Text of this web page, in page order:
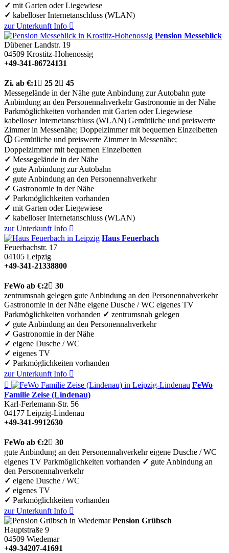
✓ mit Garten oder Liegewiese
✓ kabelloser Internetanschluss (WLAN)
zur Unterkunft Info 
Pension Messeblick
Dübener Landstr. 19
04509 Krostitz-Hohenossig
+49-341-86724131
Zi. ab €:1  25 2 45
Messegelände in der Nähe gute Anbindung zur Autobahn gute
Anbindung an den Personennahverkehr Gastronomie in der Nähe
Parkmöglichkeiten vorhanden mit Garten oder Liegewiese
kabelloser Internetanschluss (WLAN) Gemütliche und preiswerte
Zimmer in Messenähe; Doppelzimmer mit bequemen Einzelbetten
ⓘGemütliche und preiswerte Zimmer in Messenähe;
Doppelzimmer mit bequemen Einzelbetten
✓ Messegelände in der Nähe
✓ gute Anbindung zur Autobahn
✓ gute Anbindung an den Personennahverkehr
✓ Gastronomie in der Nähe
✓ Parkmöglichkeiten vorhanden
✓ mit Garten oder Liegewiese
✓ kabelloser Internetanschluss (WLAN)
zur Unterkunft Info 
Haus Feuerbach
Feuerbachstr. 17
04105 Leipzig
+49-341-21338800
FeWo ab €:2 30
zentrumsnah gelegen gute Anbindung an den Personennahverkehr
Gastronomie in der Nähe eigene Dusche / WC eigenes TV
Parkmöglichkeiten vorhanden ✓ zentrumsnah gelegen
✓ gute Anbindung an den Personennahverkehr
✓ Gastronomie in der Nähe
✓ eigene Dusche / WC
✓ eigenes TV
✓ Parkmöglichkeiten vorhanden
zur Unterkunft Info 

FeWo
Familie Zeise (Lindenau)
Karl-Ferlemann-Str. 56
04177 Leipzig-Lindenau
+49-341-9912630
FeWo ab €:2 30
gute Anbindung an den Personennahverkehr eigene Dusche / WC
eigenes TV Parkmöglichkeiten vorhanden ✓ gute Anbindung an
den Personennahverkehr
✓ eigene Dusche / WC
✓ eigenes TV
✓ Parkmöglichkeiten vorhanden
zur Unterkunft Info 
Pension Grübsch
Hauptstraße 9
04509 Wiedemar
+49-34207-41691